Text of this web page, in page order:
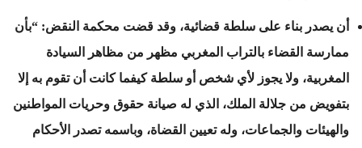
أن يصدر بناء على سلطة قضائية، وقد قضت محكمة النقض: “بأن
ممارسة القضاء بالتراب المغربي مظهر من مظاهر السيادة
المغربية، ولا يجوز لأي شخص أو سلطة كيفما كانت أن تقوم به إلا
بتفويض من جلالة الملك، الذي له صيانة حقوق وحريات المواطنين
والهيئات والجماعات، وله تعيين القضاة، وباسمه تصدر الأحكام